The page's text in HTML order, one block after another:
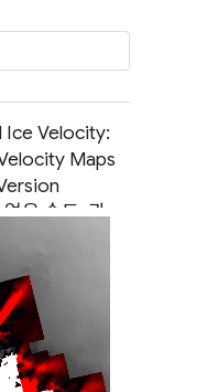
Ice Velocity:
Maps
음 속도: 광
한 빙하 사이